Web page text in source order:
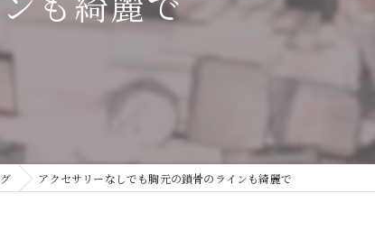
ブライダル
ダイエット
アクセサリーなしでも胸元の鎖骨のラインも綺麗で